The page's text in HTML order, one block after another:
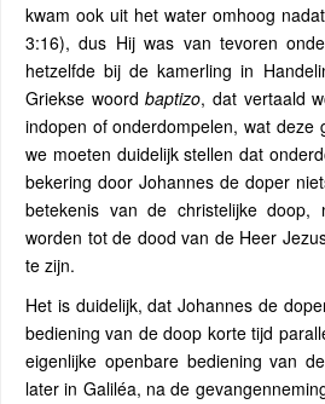
kwam ook uit het water omhoog
3:16), dus Hij was van tevoren
hetzelfde bij de kamerling in
Griekse woordbaptizo, dat vertaald
indopen of onderdompelen, wat deze
we moeten duidelijk stellen dat
bekering door Johannes de doper
betekenis van de christelijke doop,
worden tot de dood van de Heer
te zijn.
Het is duidelijk, dat Johannes de
bediening van de doop korte tijd
eigenlijke openbare bediening van
later in Galiléa, na de